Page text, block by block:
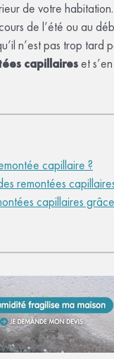
de votre
de l’été ou au
n’est pas trop tard
capillaireset
capillaire ?
remontées
capillaires